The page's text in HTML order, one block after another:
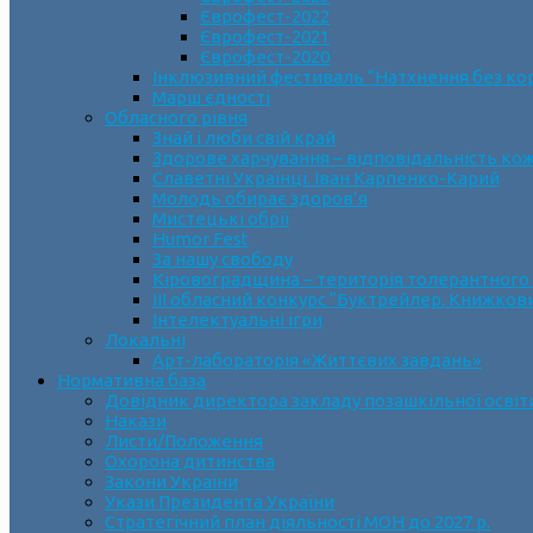
Єврофест-2022
Єврофест-2021
Єврофест-2020
Інклюзивний фестиваль “Натхнення без
Марш єдності
Обласного рівня
Знай і люби свій край
Здорове харчування – відповідальність
Славетні Українці. Іван Карпенко-Карий
Молодь обирає здоров’я
Мистецькі обрії
Humor Fest
За нашу свободу
Кіровоградщина – територія
ІII обласний конкурс “Буктрейлер.
Інтелектуальні ігри
Локальні
Арт-лабораторія «Життєвих завдань»
Нормативна база
Довідник директора закладу позашкільної
Накази
Листи/Положення
Охорона дитинства
Закони України
Укази Президента України
Стратегічний план діяльності МОН до 2027 р.